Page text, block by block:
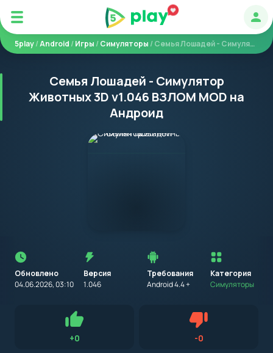
5play/Android /Игры /Симуляторы / Семья Лошадей - Симулятор Животных 3D
Семья Лошадей - Симулятор
Животных 3D v1.046 ВЗЛОМ MOD на
Андроид
Обновлено
04.06.2026, 03:10
Версия
1.046
Требования
Android 4.4 +
установкой
приложения
на
устройство
с
Категория
Симуляторы
обращать внимание на установленную версию Android
OS. Мы указываем минимально необходимую версию для
+0Нравится -0Не нравится